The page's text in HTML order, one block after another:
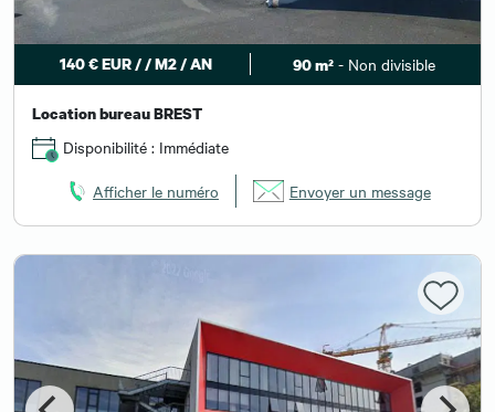
140 € EUR / / M2 / AN 90 m²- Non divisible
Location bureau BREST
Disponibilité : Immédiate
Afficher le numéro Envoyer un message